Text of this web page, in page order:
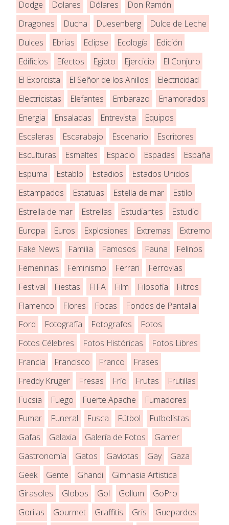
Dodge Dolares Dólares
Don Ramón
Dragones
Ducha Duesenberg
Dulce de Leche
Dulces
Ebrias Eclipse Ecología
Edición
Edificios
Efectos Egipto Ejercicio
El Conjuro
El Exorcista
El Señor de los Anillos
Electricidad
Electricistas
Elefantes Embarazo
Enamorados
Energia
Ensaladas Entrevista
Equipos
Escaleras
Escarabajo Escenario
Escritores
Esculturas
Esmaltes Espacio Espadas
España
Espuma
Establo Estadios
Estados Unidos
Estampados
Estatuas Estella de mar
Estilo
Estrella de mar
Estrellas Estudiantes
Estudio
Europa
Euros Explosiones Extremas
Extremo
Fake News
Familia Famosos Fauna
Felinos
Femeninas
Feminismo Ferrari
Ferrovias
Festival
Fiestas FIFA Film Filosofía
Filtros
Flamenco
Flores Focas
Fondos de Pantalla
Ford
Fotografía Fotografos
Fotos
Fotos Célebres
Fotos Históricas
Fotos Libres
Francia
Francisco Franco
Frases
Freddy Kruger
Fresas Frío Frutas
Frutillas
Fucsia
Fuego Fuerte Apache
Fumadores
Fumar
Funeral Fusca Fútbol
Futbolistas
Gafas
Galaxia Galería de Fotos
Gamer
Gastronomía
Gatos Gaviotas Gay
Gaza
Geek
Gente Ghandi
Gimnasia Artistica
Girasoles
Globos Gol Gollum
GoPro
Gorilas
Gourmet Graffitis Gris
Guepardos